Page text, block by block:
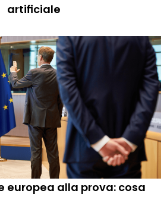
artificiale
europea alla prova: cosa